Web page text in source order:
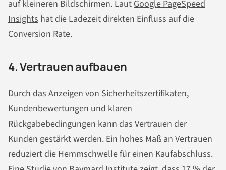
auf kleineren Bildschirmen. LautGoogle PageSpeed
Insights hat die Ladezeit direkten Einfluss auf die
Conversion Rate.
4. Vertrauen aufbauen
Durch das Anzeigen von Sicherheitszertifikaten,
Kundenbewertungen und klaren
Rückgabebedingungen kann das Vertrauen der
Kunden gestärkt werden. Ein hohes Maß an Vertrauen
reduziert die Hemmschwelle für einen Kaufabschluss.